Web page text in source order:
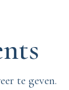
te geven.